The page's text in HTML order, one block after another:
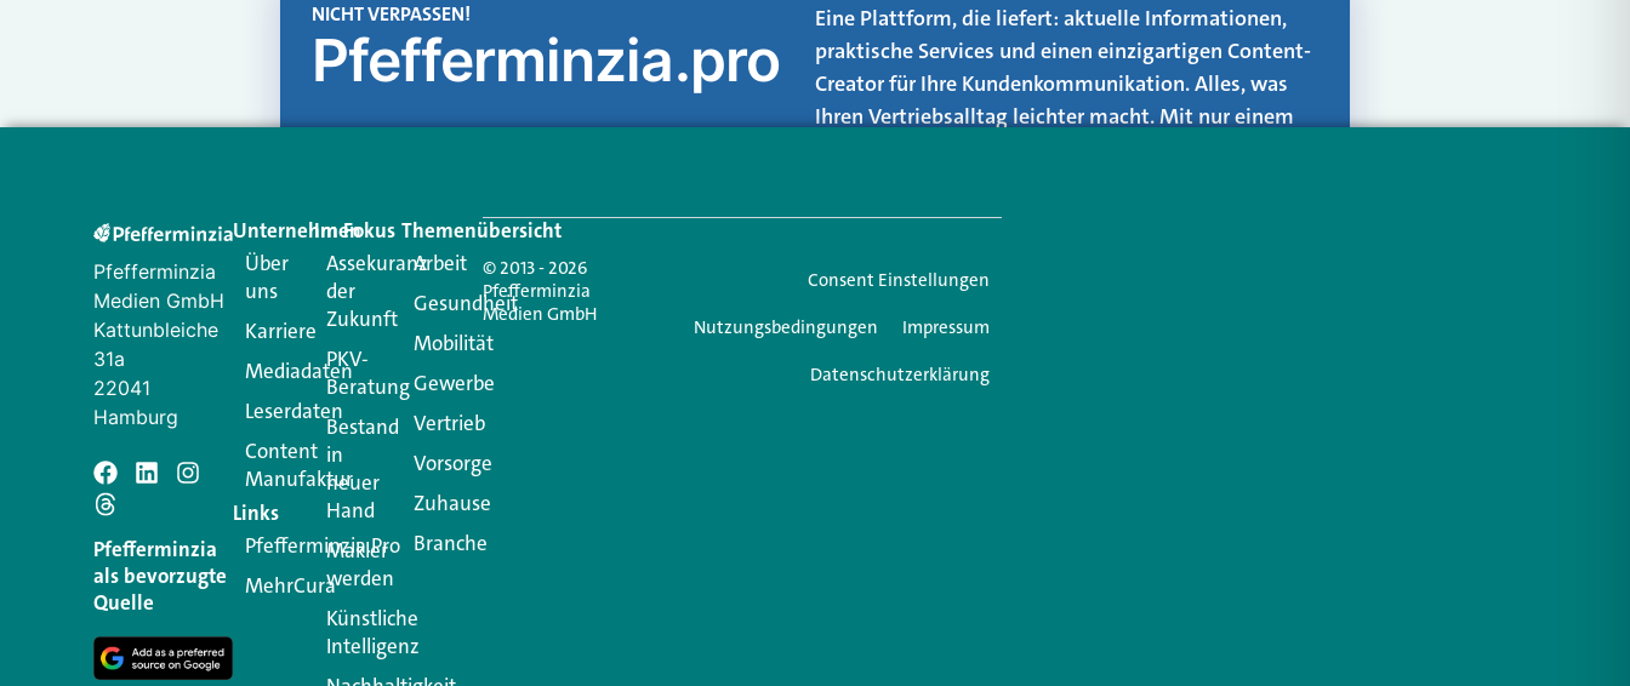
NICHT VERPASSEN!
Pfefferminzia.pro
Eine Plattform, die liefert: aktuelle Informationen,
praktische Services und einen einzigartigen Content-
Creator für Ihre Kundenkommunikation. Alles, was
Ihren Vertriebsalltag leichter macht. Mit nur einem
Schreiben Sie einen Kommentar
Ihre E-Mail-Adresse wird nicht veröffentlicht.
Kommentar
Pfefferminzia
Medien GmbH
Kattunbleiche
31a
22041
Hamburg
Pfefferminzia
als bevorzugte
Quelle
Unternehmen
Über
uns
Karriere
Mediadaten
Leserdaten
Content
Manufaktur
Links
Pfefferminzia.Pro
MehrCura
Im Fokus
Assekuranz
der
Zukunft
PKV-
Beratung
Bestand
in
neuer
Hand
Makler
werden
Künstliche
Intelligenz
Themenübersicht
Arbeit
Gesundheit
Mobilität
Gewerbe
Vertrieb
Vorsorge
Zuhause
Branche
© 2013 - 2026
Pfefferminzia
Medien GmbH
Consent Einstellungen
Nutzungsbedingungen
Impressum
Datenschutzerklärung